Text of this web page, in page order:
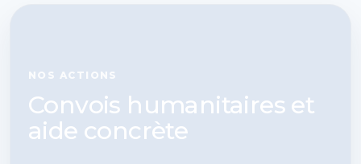
NOS ACTIONS
Convois humanitaires et
aide concrète